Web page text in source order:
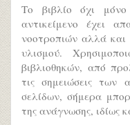
Το βιβλίο όχι
αντικείμενο έχει
νοοτροπιών αλλά και
υλισμού.
βιβλιοθηκών, από
τις σημειώσεις των
σελίδων, σήμερα
της ανάγνωσης, ιδίως